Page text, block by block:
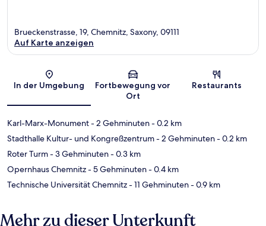
Karte
Brueckenstrasse, 19, Chemnitz, Saxony, 09111
Auf Karte anzeigen
In der Umgebung
Fortbewegung vor
Ort
Restaurants
Karl-Marx-Monument- 2 Gehminuten- 0.2 km
Stadthalle Kultur- und Kongreßzentrum- 2 Gehminuten- 0.2 km
Roter Turm- 3 Gehminuten- 0.3 km
Opernhaus Chemnitz- 5 Gehminuten- 0.4 km
Technische Universität Chemnitz- 11 Gehminuten- 0.9 km
Mehr zu dieser Unterkunft